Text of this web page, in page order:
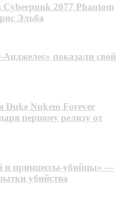
2077 Phantom
Эльба
показали свой
Duke Nukem Forever
первому релизу от
и принцессы-убийцы» —
убийства